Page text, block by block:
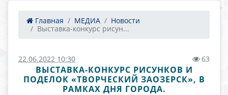
Главная МЕДИА
Новости
Выставка-конкурс рисун...
22.06.2022 10:30 63
ВЫСТАВКА-КОНКУРС РИСУНКОВ И
ПОДЕЛОК «ТВОРЧЕСКИЙ ЗАОЗЕРСК», В
РАМКАХ ДНЯ ГОРОДА.